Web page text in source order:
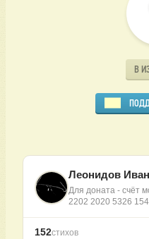
В
Леонидов
Для доната - счёт
2202 2020 5326
152стихов